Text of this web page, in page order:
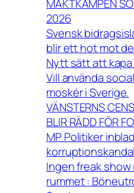
MAKTKAMPEN
2026
Svensk
blir ett hot mot
Nytt sätt att kapa
Vill använda
moskér i Sverige.
VÄNSTERNS
BLIR RÄDD FÖR
MP Politiker
korruptionskandal
Ingen freak
rummet :